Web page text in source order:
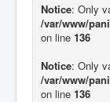
Notice: Only
/var/www/
on line 136
Notice: Only
/var/www/
on line 136